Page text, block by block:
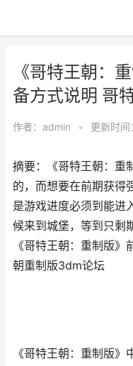
《哥特王朝：
备方式说明 哥
作者： admin • 更新时
摘要：《哥特王朝：重
的，而想要在前期获得
是游戏进度必须到能进
候来到城堡，等到只剩
《哥特王朝：重制版
朝重制版3dm论坛
《哥特王朝：重制版